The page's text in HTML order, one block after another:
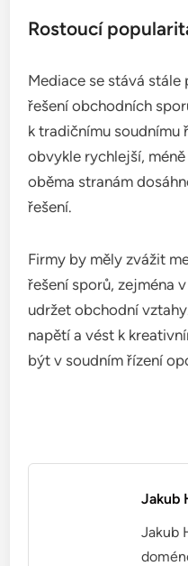
Rostoucí
Mediace se stává
řešení obchodních
k tradičnímu soudnímu
obvykle rychlejší,
oběma stranám
řešení.
Firmy by měly zvážit
řešení sporů, zejména
udržet obchodní
napětí a vést k
být v soudním řízení
Jakub
Jakub